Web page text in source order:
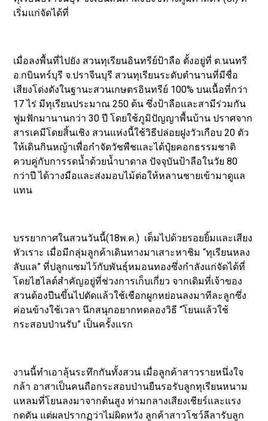
เริ่มแก่จัดได้ที่
เมื่อลงพื้นที่ไปยัง สวนทุเรียนอินทรีย์ป้าลือ ตั้งอยู่ที่ ต.นนทรี
อ.กบินทร์บุรี จ.ปราจีนบุรี สวนทุเรียนระดับตำนานที่มีชื่อ
เสียงโด่งดังในฐานะสวนเกษตรอินทรีย์ 100% บนเนื้อที่กว่า
17 ไร่ มีทุเรียนประมาณ 250 ต้น ซึ่งป้าลือและสามีร่วมกัน
ฟูมฟักมานานกว่า 30 ปี โดยใช้ภูมิปัญญาพื้นบ้าน ปราศจาก
สารเคมีโดยสิ้นเชิง สวนแห่งนี้ใช้วิธีปล่อยฝูงวัวเกือบ 20 ตัว
ให้เดินกินหญ้าเพื่อกำจัดวัชพืชและได้ปุ๋ยคอกธรรมชาติ
ควบคู่กับการรดน้ำด้วยน้ำบาดาล ปัจจุบันป้าลือในวัย 80
กว่าปี ได้วางมือและส่งมอบไม้ต่อให้หลานชายเข้ามาดูแล
แทน
บรรยากาศในสวนวันนี้(18พ.ค.) เต็มไปด้วยรอยยิ้มและเสียง
หัวเราะ เมื่อมีกลุ่มลูกค้าเดินทางมาเสาะหาชิม “ทุเรียนหลง
ลับแล” ที่ปลูกแซมไว้กับพันธุ์หมอนทองซึ่งกำลังแก่จัดได้ที่
โดยไฮไลต์สำคัญอยู่ที่ช่วงการเก็บเกี่ยว จากเดิมที่เจ้าของ
สวนต้องปีนขึ้นไปตัดแล้วใช้เชือกผูกหย่อนลงมาทีละลูกซึ่ง
ค่อนข้างใช้เวลา นึกสนุกอยากทดลองวิธี “โยนแล้วใช้
กระสอบป่านรับ” เป็นครั้งแรก
งานนี้ทำเอาลุ้นระทึกกันทั้งสวน เมื่อลูกค้าสาวรายหนึ่งใจ
กล้า อาสาเป็นคนถือกระสอบป่านยืนรอรับลูกทุเรียนหนาม
แหลมที่โยนลงมาจากต้นสูง ท่ามกลางเสียงเชียร์และแรง
กดดัน แต่ผลปรากฏว่าไม่ผิดหวัง ลูกค้าสาวโชว์ลีลารับลูก